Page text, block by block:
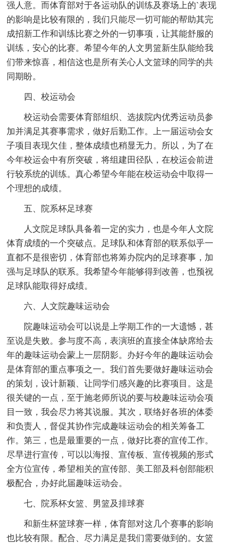
强人意。而体育部对于各运动队的训练及赛场上的`表现
的影响是比较有限的，我们只能尽一切可能的帮助其完
成招新工作和训练比赛之外的一切事项，让其能舒服的
训练，安心的比赛。希望今年的人文男篮新生队能给我
们带来惊喜，相信这也是所有关心人文篮球的同学的共
同期盼。
四、校运动会
校运动会需要体育部组织、选拔院内优秀运动员参
加并满足其赛事需求，做好后勤工作。上一届运动会女
子项目表现欠佳，整体成绩也稍显无力。所以，为了在
今年校运会中有所突破，将组建田径队，在校运会前进
行较系统的训练。真心希望今年能在校运动会中取得一
个理想的成绩。
五、院系杯足球赛
人文院足球队具备着一定的实力，也是今年人文院
体育成绩的一个突破点。足球队和体育部的联系似乎一
直都不是很密切，体育部也将筹办院内的足球赛事，加
强与足球队的联系。我希望今年能够得到改善，也预祝
足球队能取得好成绩。
六、人文院趣味运动会
院趣味运动会可以说是上学期工作的一大遗憾，甚
至说是失败。参与度不高，表演班的直接全体缺席给去
年的趣味运动会蒙上一层阴影。办好今年的趣味运动会
是体育部的重点事项之一。我们首先要做好趣味运动会
的策划，设计新颖、让同学们感兴趣的比赛项目。这是
很关键的一点，至于施老师所说的要与校趣味运动会项
目一致，我会尽力将其说服。其次，联络好各班的体委
和负责人，督促其协作完成趣味运动会的相关筹备工
作。第三，也是最重要的一点，做好比赛的宣传工作。
尽早进行宣传，可以以海报、宣传板、宣传视频的形式
全方位宣传，希望相关的宣传部、美工部及科创部能积
极配合，办好此届趣味运动会。
七、院系杯女篮、男篮及排球赛
和新生杯篮球赛一样，体育部对这几个赛事的影响
也比较有限。配合、尽力满足是我们需要做到的。女篮